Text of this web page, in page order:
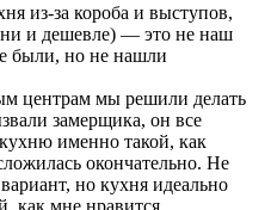
из-за короба и выступов,
и дешевле) — это не наш
были, но не нашли
центрам мы решили делать
замерщика, он все
именно такой, как
окончательно. Не
но кухня идеально
как мне нравится.